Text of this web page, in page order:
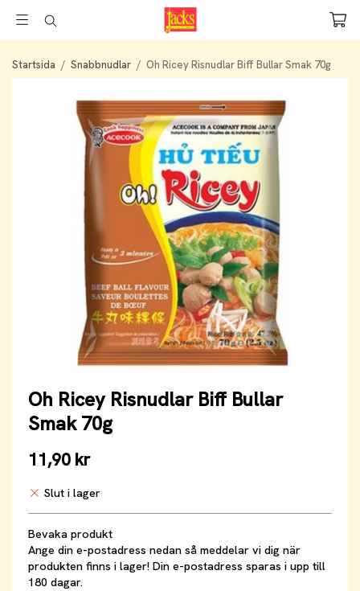
Startsida / Snabbnudlar / Oh Ricey Risnudlar Biff Bullar Smak 70g
Oh Ricey Risnudlar Biff Bullar
Smak 70g
11,90 kr
Slut i lager
Bevaka produkt
Ange din e-postadress nedan så meddelar vi dig när
produkten finns i lager! Din e-postadress sparas i upp till
180 dagar.